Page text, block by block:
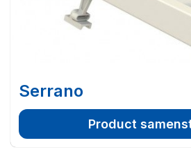
Serrano
Product